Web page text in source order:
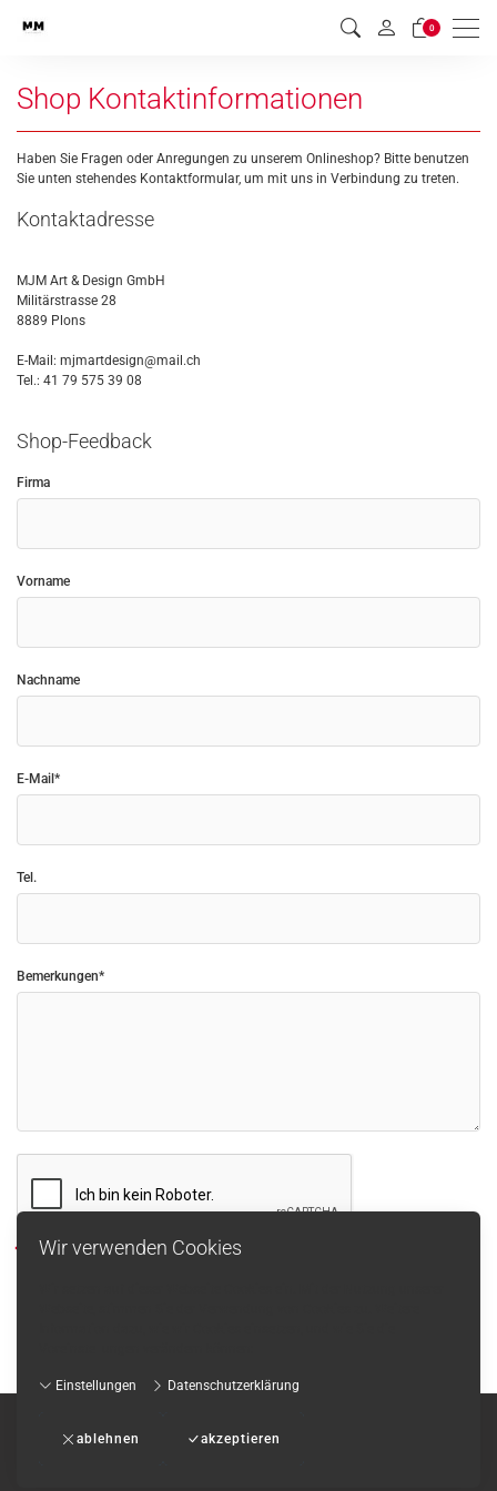
Wir verwenden Cookies
Einstellungen Datenschutzerklärung
ablehnen akzeptieren
0 Menu
Shop Kontaktinformationen
Haben Sie Fragen oder Anregungen zu unserem Onlineshop? Bitte benutzen
Sie unten stehendes Kontaktformular, um mit uns in Verbindung zu treten.
Kontaktadresse
MJM Art & Design GmbH
Militärstrasse 28
8889 Plons
E-Mail: mjmartdesign@mail.ch
Tel.: 41 79 575 39 08
Shop-Feedback
Firma
Vorname
Nachname
E-Mail*
Tel.
Bemerkungen*
Ja, ich akzeptiere die AGB.
Impressum AGB -Datenschutzerklärung